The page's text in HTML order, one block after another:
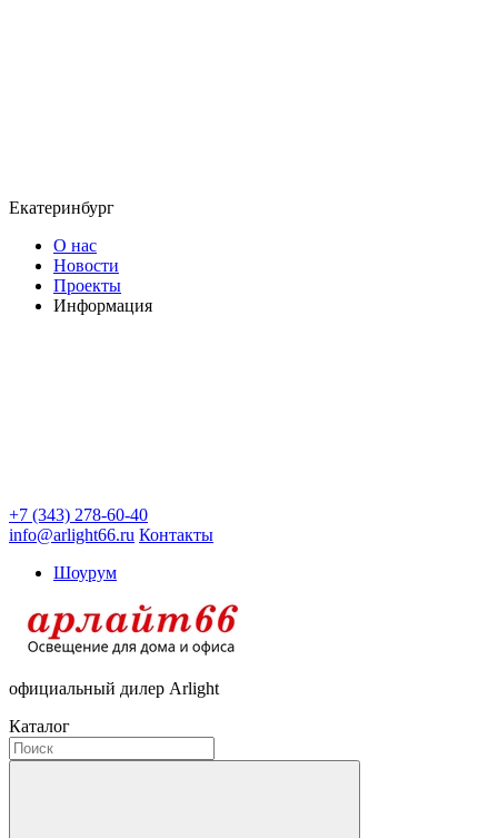
Екатеринбург
О нас
Новости
Проекты
Информация
+7 (343) 278-60-40
info@arlight66.ru Контакты
Шоурум
официальный дилер Arlight
Каталог